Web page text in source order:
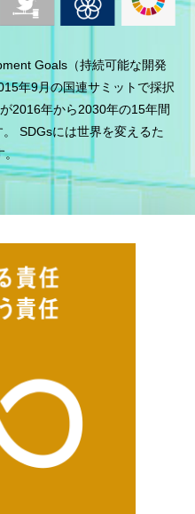
Goals（持続可能な開発
年9月の国連サミットで採択
2016年から2030年の15年間
SDGsには世界を変えるた
。